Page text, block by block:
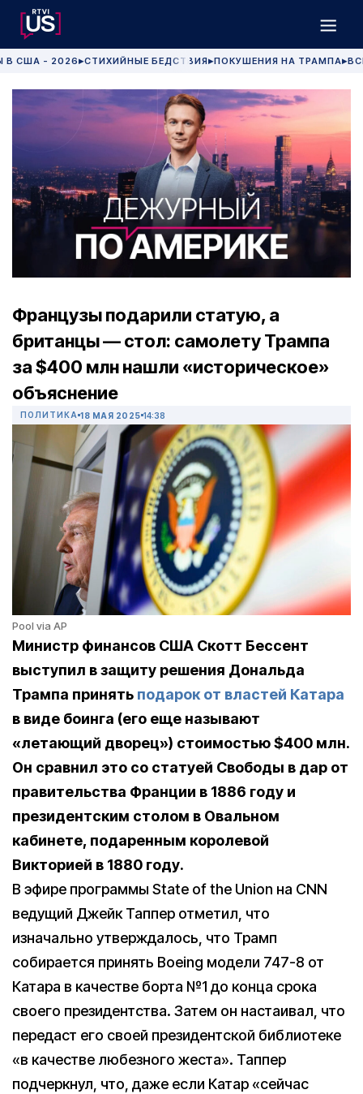
В США - 2026 ▶СТИХИЙНЫЕ БЕДСТВИЯ▶ПОКУШЕНИЯ НА ТРАМПА▶
Французы подарили статую, а
британцы — стол: самолету Трампа
за $400 млн нашли «историческое»
объяснение
ПОЛИТИКА 18 МАЯ 2025 14:38
Pool via AP
Министр финансов США Скотт Бессент
выступил в защиту решения Дональда
Трампа принять подарок от властей Катара
в виде боинга (его еще называют
«летающий дворец») стоимостью $400 млн.
Он сравнил это со статуей Свободы в дар от
правительства Франции в 1886 году и
президентским столом в Овальном
кабинете, подаренным королевой
Викторией в 1880 году.
В эфире программы State of the Union на CNN
ведущий Джейк Таппер отметил, что
изначально утверждалось, что Трамп
собирается принять Boeing модели 747-8 от
Катара в качестве борта №1 до конца срока
своего президентства. Затем он настаивал, что
передаст его своей президентской библиотеке
«в качестве любезного жеста». Таппер
подчеркнул, что, даже если Катар «сейчас